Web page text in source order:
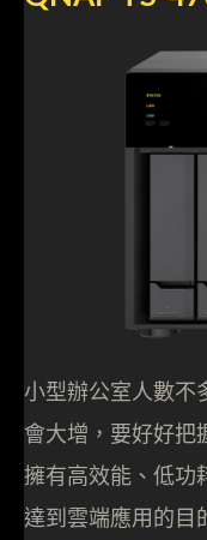
小型辦公室人數不
會大增，要好好把
擁有高效能、低功
達到雲端應用的